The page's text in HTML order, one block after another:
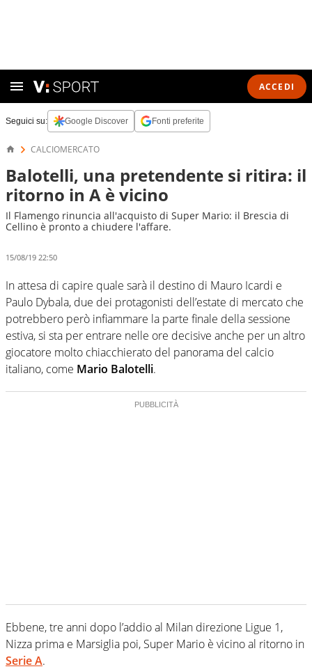
ACCEDI
Seguici su: Google Discover Fonti preferite
CALCIOMERCATO
Balotelli, una pretendente si ritira: il
ritorno in A è vicino
Il Flamengo rinuncia all'acquisto di Super Mario: il Brescia di
Cellino è pronto a chiudere l'affare.
15/08/19 22:50
In attesa di capire quale sarà il destino di Mauro Icardi e
Paulo Dybala, due dei protagonisti dell’estate di mercato che
potrebbero però infiammare la parte finale della sessione
estiva, si sta per entrare nelle ore decisive anche per un altro
giocatore molto chiacchierato del panorama del calcio
italiano, come Mario Balotelli.
Ebbene, tre anni dopo l’addio al Milan direzione Ligue 1,
Nizza prima e Marsiglia poi, Super Mario è vicino al ritorno in
Serie A.